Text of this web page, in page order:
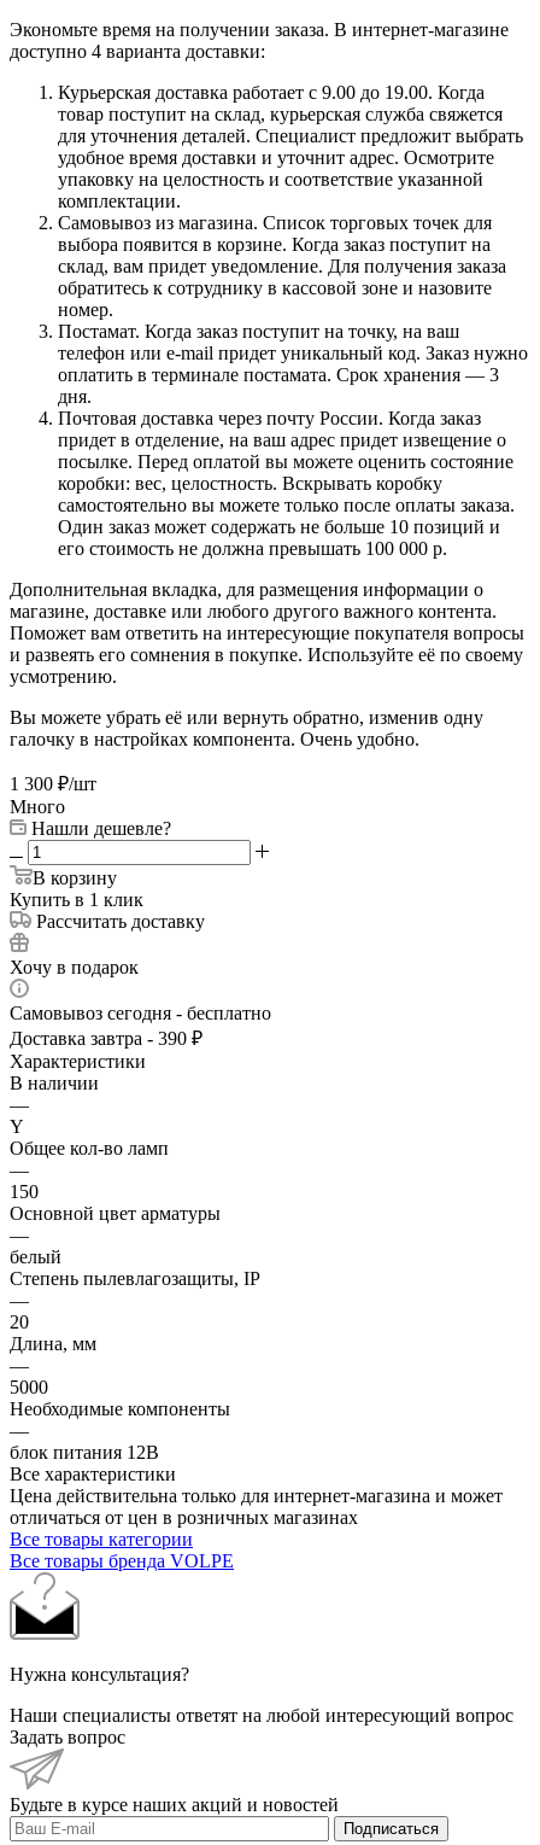
Экономьте время на получении заказа. В интернет-магазине
доступно 4 варианта доставки:
Курьерская доставка работает с 9.00 до 19.00. Когда
товар поступит на склад, курьерская служба свяжется
для уточнения деталей. Специалист предложит выбрать
удобное время доставки и уточнит адрес. Осмотрите
упаковку на целостность и соответствие указанной
комплектации.
Самовывоз из магазина. Список торговых точек для
выбора появится в корзине. Когда заказ поступит на
склад, вам придет уведомление. Для получения заказа
обратитесь к сотруднику в кассовой зоне и назовите
номер.
Постамат. Когда заказ поступит на точку, на ваш
телефон или e-mail придет уникальный код. Заказ нужно
оплатить в терминале постамата. Срок хранения — 3
дня.
Почтовая доставка через почту России. Когда заказ
придет в отделение, на ваш адрес придет извещение о
посылке. Перед оплатой вы можете оценить состояние
коробки: вес, целостность. Вскрывать коробку
самостоятельно вы можете только после оплаты заказа.
Один заказ может содержать не больше 10 позиций и
его стоимость не должна превышать 100 000 р.
Дополнительная вкладка, для размещения информации о
магазине, доставке или любого другого важного контента.
Поможет вам ответить на интересующие покупателя вопросы
и развеять его сомнения в покупке. Используйте её по своему
усмотрению.
Вы можете убрать её или вернуть обратно, изменив одну
галочку в настройках компонента. Очень удобно.
1 300 ₽/шт
Много
Нашли дешевле?
В корзину
Купить в 1 клик
Рассчитать доставку
Хочу в подарок
Самовывоз сегодня - бесплатно
Доставка завтра - 390 ₽
Характеристики
В наличии
—
Y
Общее кол-во ламп
—
150
Основной цвет арматуры
—
белый
Степень пылевлагозащиты, IP
—
20
Длина, мм
—
5000
Необходимые компоненты
—
блок питания 12В
Все характеристики
Цена действительна только для интернет-магазина и может
отличаться от цен в розничных магазинах
Все товары категории
Все товары бренда VOLPE
Нужна консультация?
Наши специалисты ответят на любой интересующий вопрос
Задать вопрос
Будьте в курсе наших акций и новостей
Подписаться